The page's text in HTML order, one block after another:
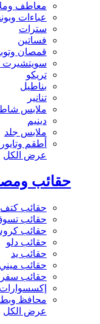
معاطف وملابس
عباءات وبونشو
سترات
فساتين
قمصان وتوبات
سويتشيرت
تريكو
بناطيل
تنانير
ملابس شاطئ
دينيم
ملابس جلد
أطقم وتايور
عرض الكل
حقائب
حقائب كتف
حقائب تسوق
حقائب كروس
حقائب دلو
حقائب يد
حقائب ميني
حقائب سفر
إكسسوارات
محافظ وبطاقات
عرض الكل